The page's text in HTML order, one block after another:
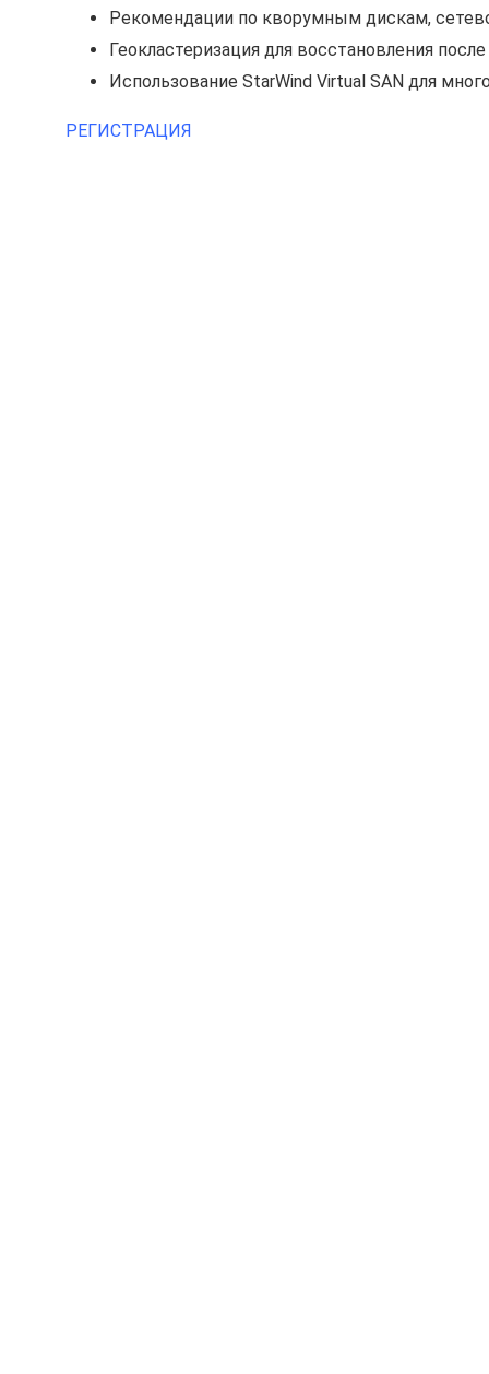
Рекомендации по кворумным дискам,
Геокластеризация для восстановления
Использование StarWind Virtual SAN для
РЕГИСТРАЦИЯ